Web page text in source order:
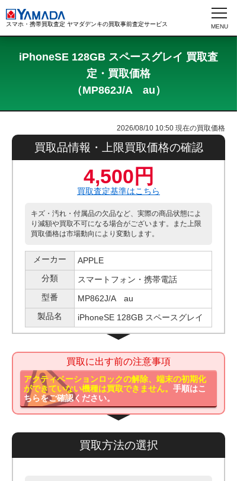
スマホ・携帯買取査定 ヤマダデンキの買取事前査定サービス
iPhoneSE 128GB スペースグレイ 買取査
定・買取価格
（MP862J/A au）
2026/08/10 10:50 現在の買取価格
買取品情報・上限買取価格の確認
4,500円
買取査定基準はこちら
キズ・汚れ・付属品の欠品など、実際の商品状態によ
り減額や買取不可になる場合がございます。また上限
買取価格は市場動向により変動します。
メーカー
APPLE
分類
スマートフォン・携帯電話
型番
MP862J/A au
製品名
iPhoneSE 128GB スペースグレイ
買取に出す前の注意事項
アクティベーションロックの解除、端末の初期化
ができていない機種は買取できません。手順はこ
ちらをご確認ください。
買取方法の選択